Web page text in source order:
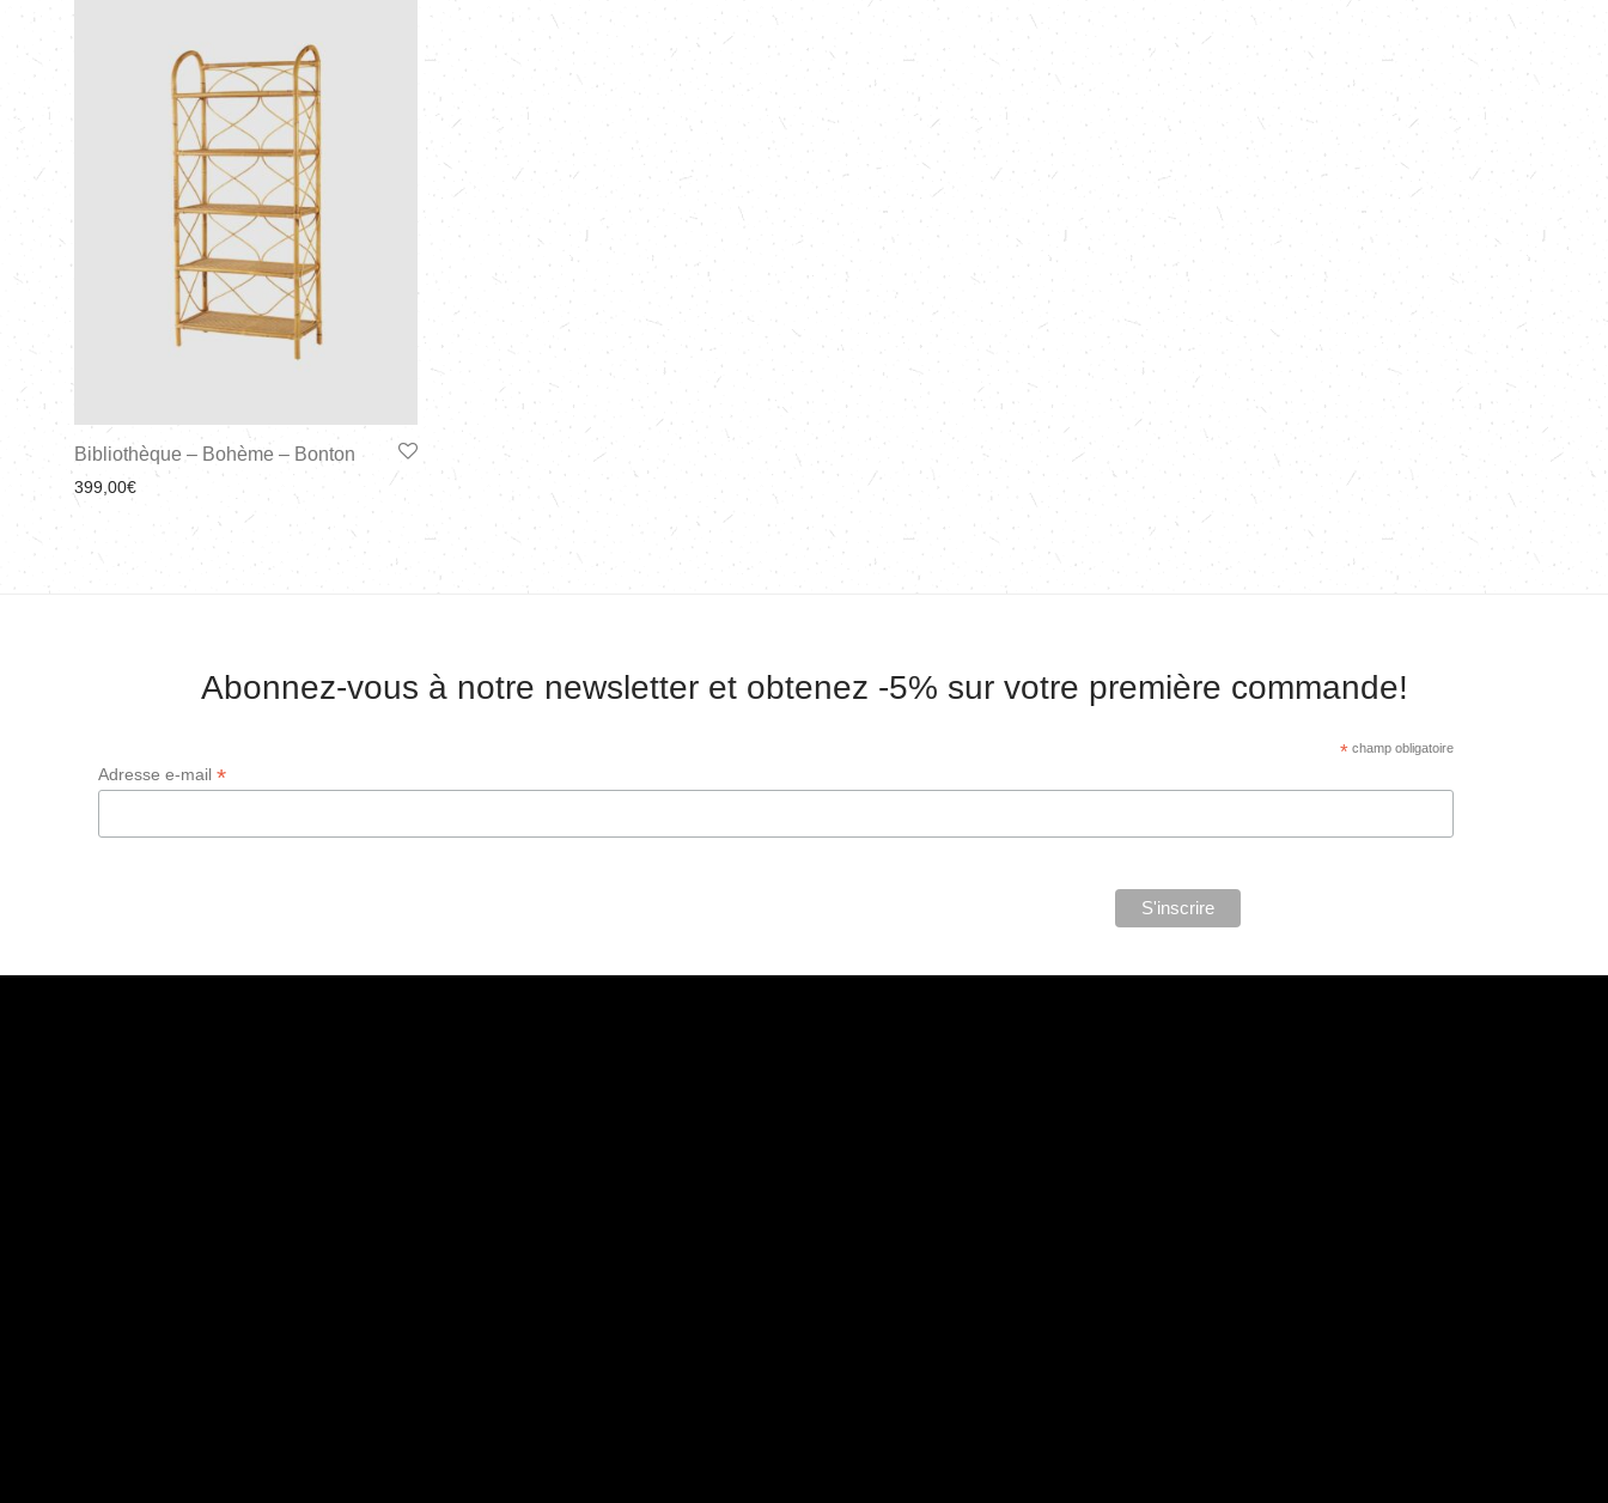
Bibliothèque – Bohème – Bonton
399,00€
Abonnez-vous à notre newsletter et obtenez -5% sur votre première commande!
*champ obligatoire
Adresse e-mail *